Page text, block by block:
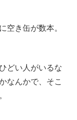
空き缶が数本。
どい人がいるな
なんかで、そこ